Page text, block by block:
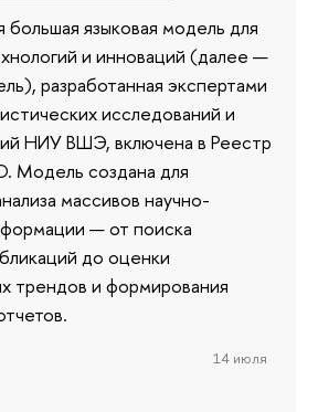
большая языковая модель для
и инноваций (далее —
разработанная экспертами
исследований и
НИУ ВШЭ, включена в Реестр
Модель создана для
массивов научно-
— от поиска
до оценки
трендов и формирования
14 июля